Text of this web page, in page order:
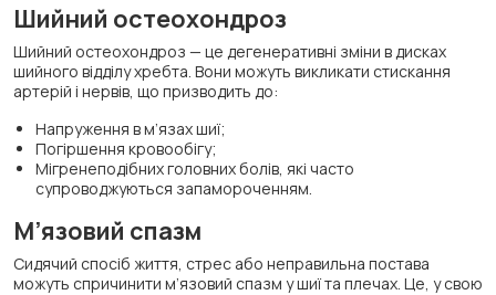
Шийний остеохондроз
Шийний остеохондроз — це дегенеративні зміни в дисках
шийного відділу хребта. Вони можуть викликати стискання
артерій і нервів, що призводить до:
Напруження в м’язах шиї;
Погіршення кровообігу;
Мігренеподібних головних болів, які часто
супроводжуються запамороченням.
М’язовий спазм
Сидячий спосіб життя, стрес або неправильна постава
можуть спричинити м’язовий спазм у шиї та плечах. Це, у свою